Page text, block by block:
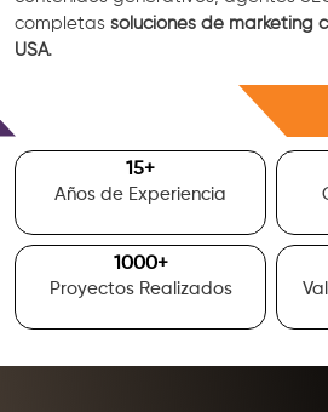
completas soluciones de marketing
USA.
15+
Años de Experiencia
1000+
Proyectos Realizados